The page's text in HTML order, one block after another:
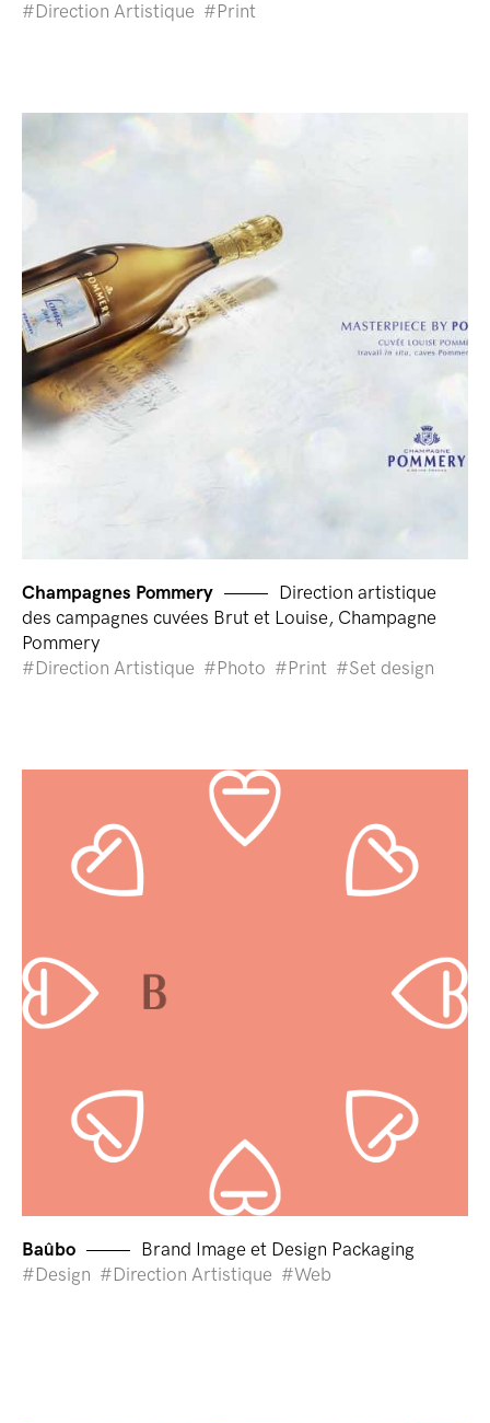
Direction Artistique
Print
Champagnes Pommery
Direction artistique
des campagnes cuvées Brut et Louise, Champagne
Pommery
Direction Artistique
Photo Print Set design
Baûbo
Brand Image et Design Packaging
Design
Direction Artistique Web